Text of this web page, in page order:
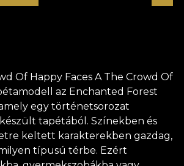
Of Happy Faces A The Crowd Of
az Enchanted Forest
egy történetsorozat
tapétából. Színekben és
keltett karakterekben gazdag,
típusú térbe. Ezért